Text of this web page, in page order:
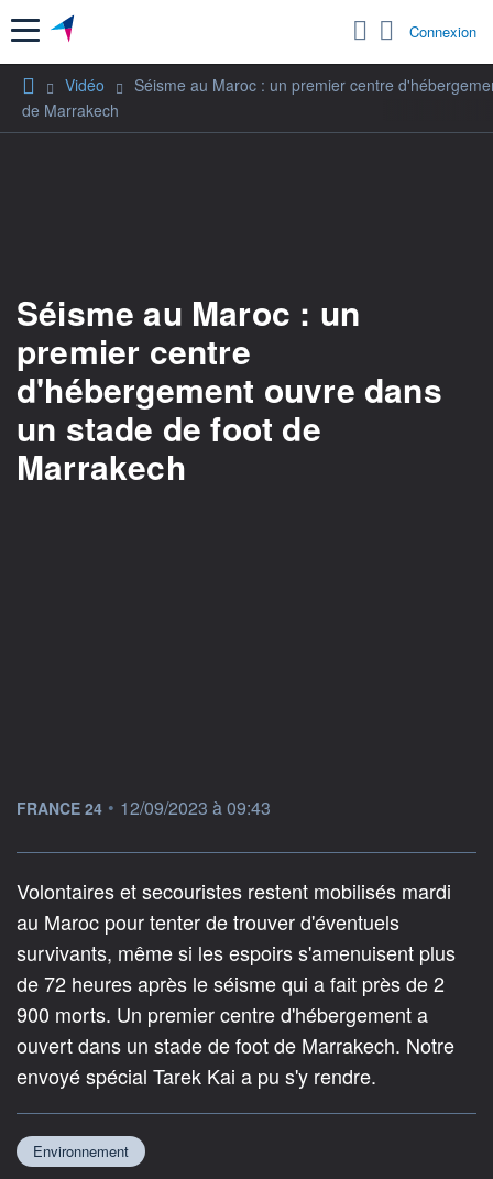
Menu Connexion
Vidéo
Séisme au Maroc : un premier centre
de Marrakech
Séisme au Maroc : un
premier centre
d'hébergement ouvre dans
un stade de foot de
Marrakech
information fournie par
FRANCE 24 • 12/09/2023 à 09:43
Volontaires et secouristes restent mobilisés mardi
au Maroc pour tenter de trouver d'éventuels
survivants, même si les espoirs s'amenuisent plus
de 72 heures après le séisme qui a fait près de 2
900 morts. Un premier centre d'hébergement a
ouvert dans un stade de foot de Marrakech. Notre
envoyé spécial Tarek Kai a pu s'y rendre.
Environnement